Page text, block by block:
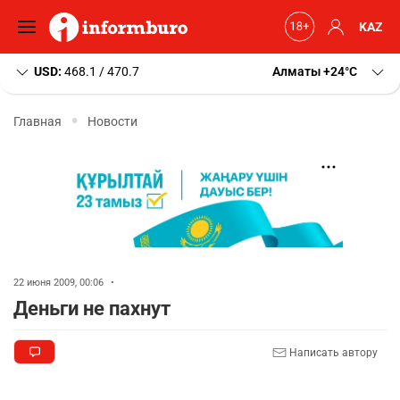
KAZ
USD: 468.1 / 470.7 Алматы+24 C
Главная Новости
22 июня 2009, 00:06 •
Деньги не пахнут
Написать автору